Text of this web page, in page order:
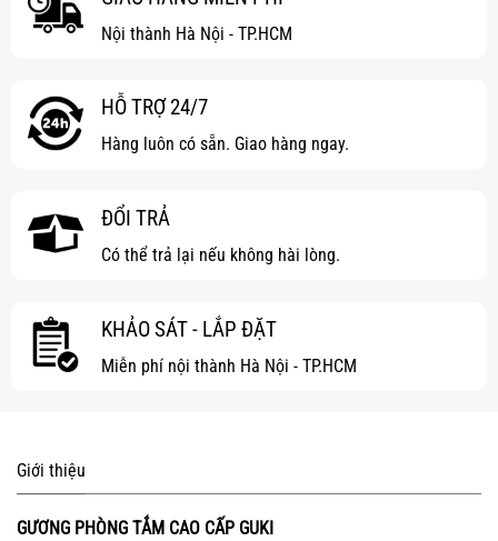
Nội thành Hà Nội - TP.HCM
HỖ TRỢ 24/7
Hàng luôn có sẵn. Giao hàng ngay.
ĐỔI TRẢ
Có thể trả lại nếu không hài lòng.
KHẢO SÁT - LẮP ĐẶT
Miễn phí nội thành Hà Nội - TP.HCM
Giới thiệu
GƯƠNG PHÒNG TẮM CAO CẤP GUKI